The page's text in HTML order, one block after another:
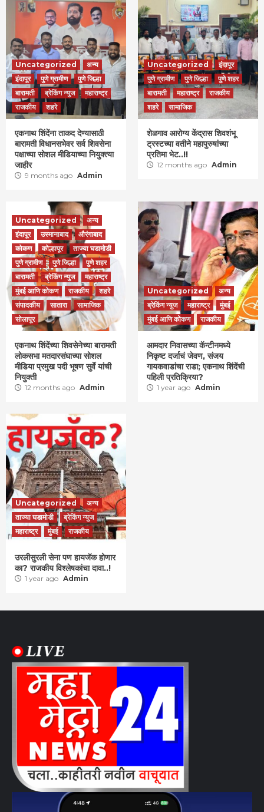
Uncategorized
अन्य
इंदापूर
पुणे ग्रामीण
पुणे जिल्हा
बारामती
ब्रेकिंग न्युज
महाराष्ट्र
राजकीय
शहरे
एकनाथ शिंदेंना ताकद देण्यासाठी
बारामती विधानसभेवर सर्व शिवसेना
पक्षाच्या सोशल मीडियाच्या नियुक्त्या
जाहीर
9 months ago Admin
Uncategorized
इंदापूर
पुणे ग्रामीण
पुणे जिल्हा
पुणे शहर
बारामती
महाराष्ट्र
राजकीय
शहरे
सामाजिक
शेळगाव आरोग्य केंद्रास शिवशंभू
ट्रस्टच्या वतीने महापुरुषांच्या
प्रतिमा भेट..!!
12 months ago Admin
Uncategorized
अन्य
इंदापूर
उस्मानाबाद
औरंगाबाद
कोकण
कोल्हापूर
ताज्या घडामोडी
पुणे ग्रामीण
पुणे जिल्हा
पुणे शहर
बारामती
ब्रेकिंग न्युज
महाराष्ट्र
मुंबई आणि कोकण
राजकीय
शहरे
संपादकीय
सातारा
सामाजिक
सोलापूर
एकनाथ शिंदेंच्या शिवसेनेच्या बारामती
लोकसभा मतदारसंघाच्या सोशल
मीडिया प्रमुख पदी भूषण सुर्वे यांची
नियुक्ती
12 months ago Admin
Uncategorized
अन्य
ब्रेकिंग न्युज
महाराष्ट्र
मुंबई
मुंबई आणि कोकण
राजकीय
आमदार निवासच्या कॅन्टीनमध्ये
निकृष्ट दर्जाचं जेवण, संजय
गायकवाडांचा राडा; एकनाथ शिंदेंची
पहिली प्रतिक्रिया?
1 year ago Admin
Uncategorized
अन्य
ताज्या घडामोडी
ब्रेकिंग न्युज
महाराष्ट्र
मुंबई राजकीय
उरलीसुरली सेना पण हायजॅक होणार
का? राजकीय विश्लेषकांचा दावा..!
1 year ago Admin